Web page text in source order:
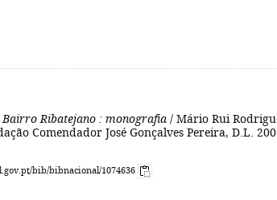
Ribatejano : monografia / Mário Rui
Comendador José Gonçalves Pereira, D.L.
bib/bibnacional/1074636